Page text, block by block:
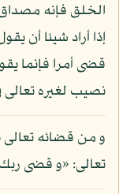
الخلق فإنه
نصيب لغيره تعالى
و من قضائه تعالى
تعالى: «و قضى ربك